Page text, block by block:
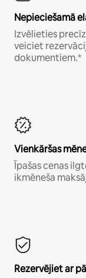
Nepieciešamā
Izvēlieties
veiciet
dokumentiem.*
Vienkāršas
Īpašas cenas
ikmēneša
Rezervējiet ar